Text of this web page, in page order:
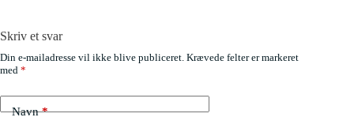
Skriv et svar
Din e-mailadresse vil ikke blive publiceret. Krævede felter er markeret
med *
Navn*